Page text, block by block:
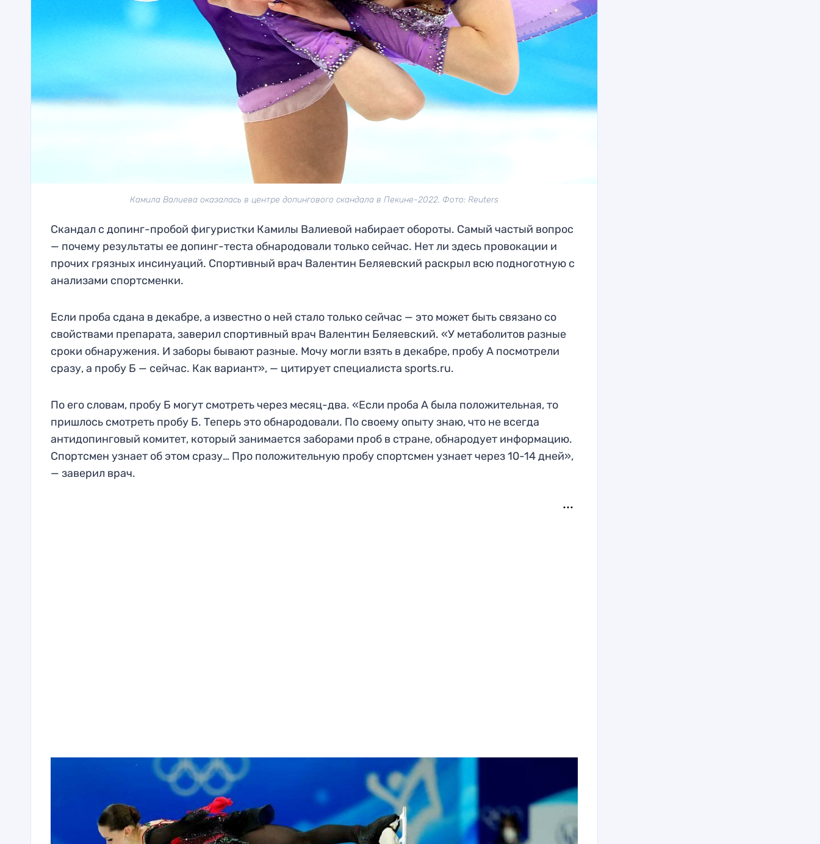
Камила Валиева оказалась в центре допингового скандала в Пекине-2022. Фото: Reuters
Скандал с допинг-пробой фигуристки Камилы Валиевой набирает обороты. Самый частый вопрос
— почему результаты ее допинг-теста обнародовали только сейчас. Нет ли здесь провокации и
прочих грязных инсинуаций. Спортивный врач Валентин Беляевский раскрыл всю подноготную с
анализами спортсменки.
Если проба сдана в декабре, а известно о ней стало только сейчас — это может быть связано со
свойствами препарата, заверил спортивный врач Валентин Беляевский. «У метаболитов разные
сроки обнаружения. И заборы бывают разные. Мочу могли взять в декабре, пробу А посмотрели
сразу, а пробу Б — сейчас. Как вариант», — цитирует специалиста sports.ru.
По его словам, пробу Б могут смотреть через месяц-два. «Если проба А была положительная, то
пришлось смотреть пробу Б. Теперь это обнародовали. По своему опыту знаю, что не всегда
антидопинговый комитет, который занимается заборами проб в стране, обнародует информацию.
Спортсмен узнает об этом сразу… Про положительную пробу спортсмен узнает через 10-14 дней»,
— заверил врач.